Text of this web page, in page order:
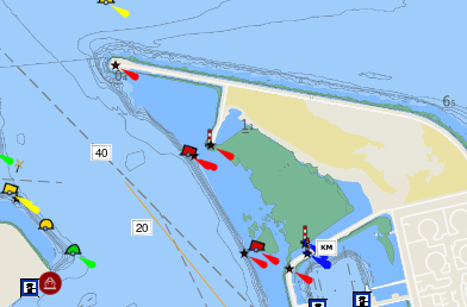
20
40